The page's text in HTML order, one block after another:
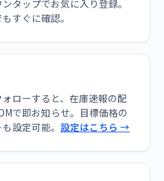
タップでお気に入り登録。
すぐに確認。
ローすると、在庫速報の配
で即お知らせ。目標価格の
設定可能。 設定はこちら →